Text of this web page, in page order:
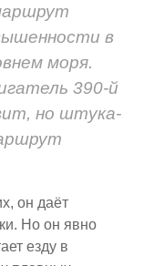
в
моря.
390-й
но штука-
он даёт
Но он явно
езду в